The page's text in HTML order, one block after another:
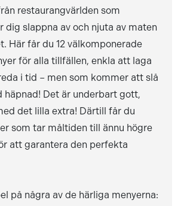
restaurangvärlden som
dig slappna av och njuta av maten
Här får du 12 välkomponerade
för alla tillfällen, enkla att laga
i tid – men som kommer att slå
häpnad! Det är underbart gott,
det lilla extra! Därtill får du
som tar måltiden till ännu högre
att garantera den perfekta
på några av de härliga menyerna: